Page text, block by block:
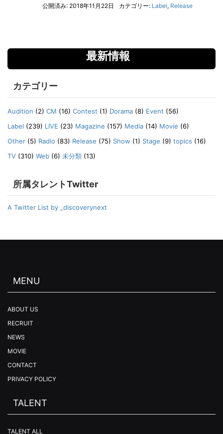
公開済み: 2018年11月22日 カテゴリー: Label, Release
最新情報
カテゴリー
Audition (2) CM (16) Contest (1) Dorama (8) Event (56)
Label (239) LIVE (23) Magazine (157) Media (14) Movie (6)
Other (5) Radio (83) Release (75) Show (1) Stage (9) topics (16)
TV (310) Web (6) 未分類 (13)
所属タレントTwitter
A Twitter List by _discoverynext
MENU
ABOUT US
RECRUIT
NEWS
MOVIE
CONTACT
PRIVACY POLICY
TALENT
TALENT ALL